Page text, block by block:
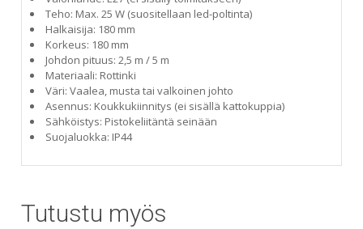
Teho: Max. 25 W (suositellaan led-poltinta)
Halkaisija: 180 mm
Korkeus: 180 mm
Johdon pituus: 2,5 m / 5 m
Materiaali: Rottinki
Väri: Vaalea, musta tai valkoinen johto
Asennus: Koukkukiinnitys (ei sisällä kattokuppia)
Sähköistys: Pistokeliitäntä seinään
Suojaluokka: IP44
Tutustu myös